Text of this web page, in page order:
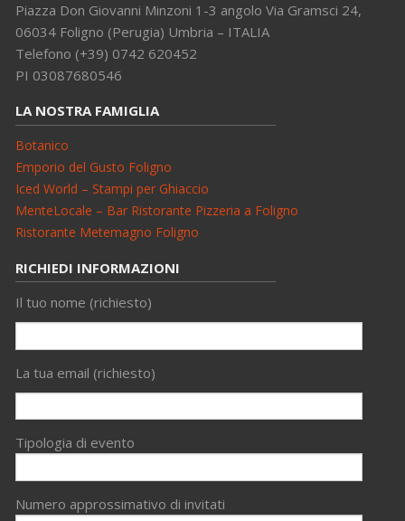
Piazza Don Giovanni Minzoni 1-3 angolo Via Gramsci 24,
06034 Foligno (Perugia) Umbria – ITALIA
Telefono (+39) 0742 620452
PI 03087680546
LA NOSTRA FAMIGLIA
Botanico
Emporio del Gusto Foligno
Iced World – Stampi per Ghiaccio
MenteLocale – Bar Ristorante Pizzeria a Foligno
Ristorante Metemagno Foligno
RICHIEDI INFORMAZIONI
Il tuo nome (richiesto)
La tua email (richiesto)
Tipologia di evento
Numero approssimativo di invitati